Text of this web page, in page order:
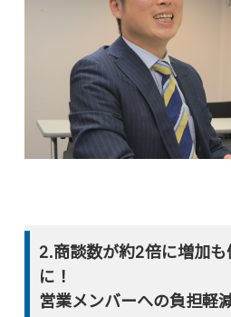
2.商談数が約2倍に増加
に！
営業メンバーへの負担軽